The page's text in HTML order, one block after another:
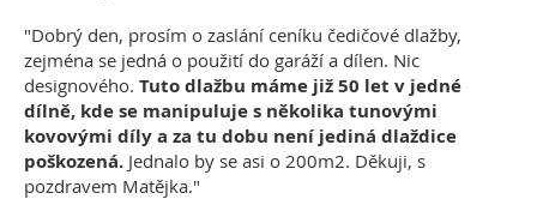
"Dobrý den, prosím o zaslání ceníku čedičové dlažby,
zejména se jedná o použití do garáží a dílen. Nic
designového. Tuto dlažbu máme již 50 let v jedné
dílně, kde se manipuluje s několika tunovými
kovovými díly a za tu dobu není jediná dlaždice
poškozená. Jednalo by se asi o 200m2. Děkuji, s
pozdravem Matějka."